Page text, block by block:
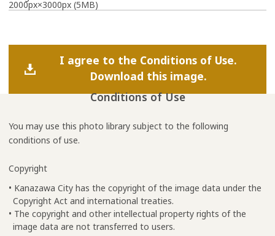
2000px×3000px (5MB)
I agree to the Conditions of Use.
Download this image.
Conditions of Use
You may use this photo library subject to the following
conditions of use.
Copyright
• Kanazawa City has the copyright of the image data under the
Copyright Act and international treaties.
• The copyright and other intellectual property rights of the
image data are not transferred to users.